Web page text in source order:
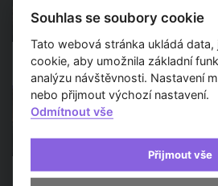
Fotogalerie
Architektura a urbanismus
Nová soutěž
Pražském
Článek / 22. 1.
Souhlas se soubory cookie
Tato webová stránka ukládá
cookie, aby umožnila základní
analýzu návštěvnosti. Nastavení
nebo přijmout výchozí nastavení.
Odmítnout vše
Přijmout vše